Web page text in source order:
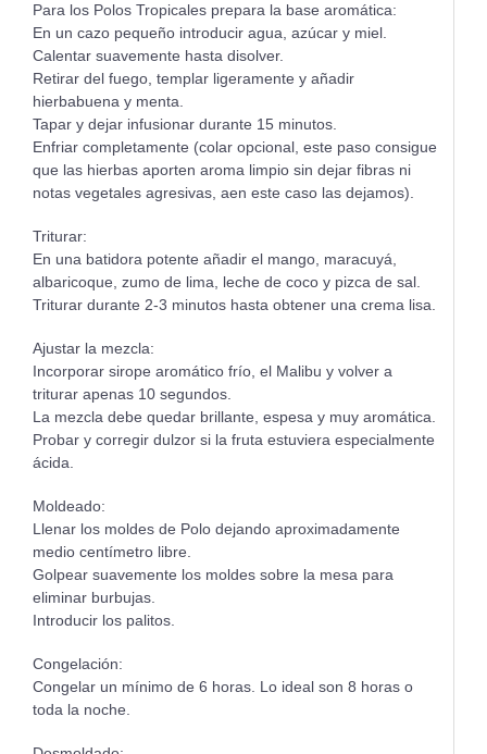
Para los Polos Tropicales prepara la base aromática:
En un cazo pequeño introducir agua, azúcar y miel.
Calentar suavemente hasta disolver.
Retirar del fuego, templar ligeramente y añadir
hierbabuena y menta.
Tapar y dejar infusionar durante 15 minutos.
Enfriar completamente (colar opcional, este paso consigue
que las hierbas aporten aroma limpio sin dejar fibras ni
notas vegetales agresivas, aen este caso las dejamos).
Triturar:
En una batidora potente añadir el mango, maracuyá,
albaricoque, zumo de lima, leche de coco y pizca de sal.
Triturar durante 2-3 minutos hasta obtener una crema lisa.
Ajustar la mezcla:
Incorporar sirope aromático frío, el Malibu y volver a
triturar apenas 10 segundos.
La mezcla debe quedar brillante, espesa y muy aromática.
Probar y corregir dulzor si la fruta estuviera especialmente
ácida.
Moldeado:
Llenar los moldes de Polo dejando aproximadamente
medio centímetro libre.
Golpear suavemente los moldes sobre la mesa para
eliminar burbujas.
Introducir los palitos.
Congelación:
Congelar un mínimo de 6 horas. Lo ideal son 8 horas o
toda la noche.